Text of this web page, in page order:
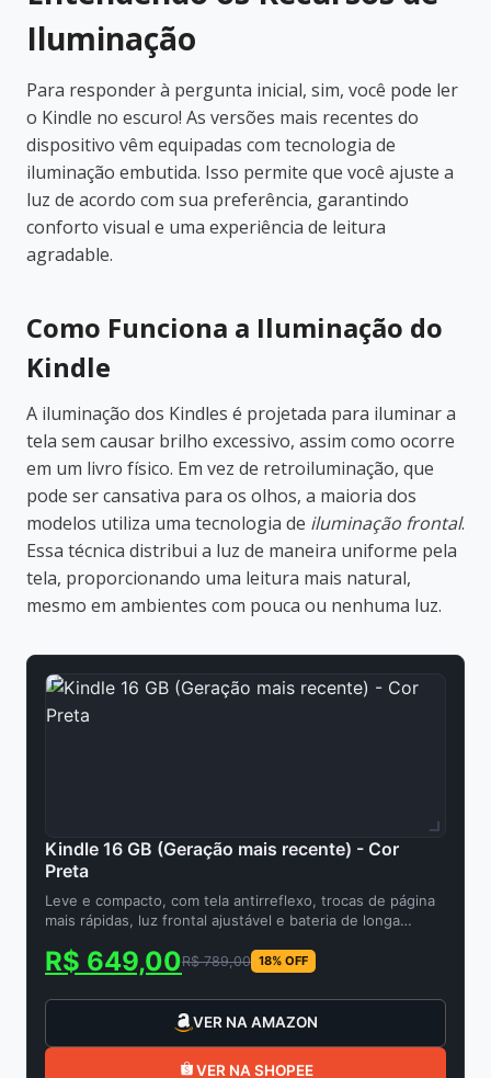
Iluminação
Para responder à pergunta inicial, sim, você pode ler
o Kindle no escuro! As versões mais recentes do
dispositivo vêm equipadas com tecnologia de
iluminação embutida. Isso permite que você ajuste a
luz de acordo com sua preferência, garantindo
conforto visual e uma experiência de leitura
agradable.
Como Funciona a Iluminação do
Kindle
A iluminação dos Kindles é projetada para iluminar a
tela sem causar brilho excessivo, assim como ocorre
em um livro físico. Em vez de retroiluminação, que
pode ser cansativa para os olhos, a maioria dos
modelos utiliza uma tecnologia de iluminação frontal.
Essa técnica distribui a luz de maneira uniforme pela
tela, proporcionando uma leitura mais natural,
mesmo em ambientes com pouca ou nenhuma luz.
Kindle 16 GB (Geração mais recente) - Cor
Preta
Leve e compacto, com tela antirreflexo, trocas de página
mais rápidas, luz frontal ajustável e bateria de longa
R$ 649,00R$ 789,00 18% OFF
VER NA AMAZON
VER NA SHOPEE